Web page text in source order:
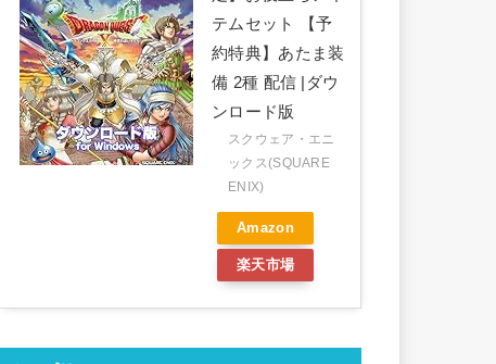
テムセット 【予
約特典】あたま装
備 2種 配信 |ダウ
ンロード版
スクウェア・エニ
ックス(SQUARE
ENIX)
Amazon
楽天市場